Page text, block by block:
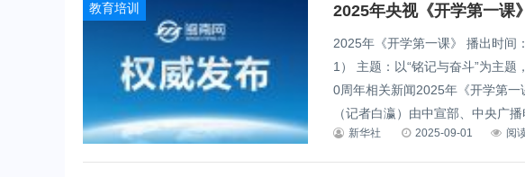
教育培训 2025年央视《开学第一课
2025年《开学第一课》 播出时间
1） 主题：以“铭记与奋斗”为主
0周年相关新闻2025年《开学第
（记者白瀛）由中宣部、中央广
新华社 2025-09-01 阅